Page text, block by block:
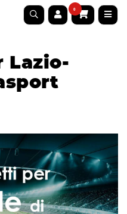
0
Lazio-